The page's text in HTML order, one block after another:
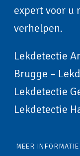
expert voor u
verhelpen.
Lekdetectie
Brugge –
Lekdetectie
Lekdetectie
MEER INFORMATIE